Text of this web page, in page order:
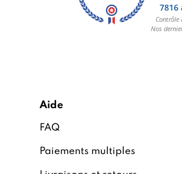
Aide
FAQ
Paiements multiples